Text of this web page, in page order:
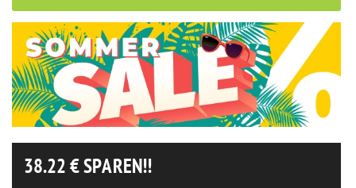
38.22€ SPAREN!!